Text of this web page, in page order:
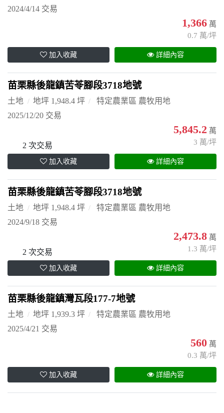
2024/4/14 交易
1,366 萬
0.7 萬/坪
加入收藏 詳細內容
苗栗縣後龍鎮苦苓腳段3718地號
土地 地坪 1,948.4 坪
特定農業區 農牧用地
2025/12/20 交易
2 次交易
5,845.2 萬
3 萬/坪
加入收藏 詳細內容
苗栗縣後龍鎮苦苓腳段3718地號
土地 地坪 1,948.4 坪
特定農業區 農牧用地
2024/9/18 交易
2 次交易
2,473.8 萬
1.3 萬/坪
加入收藏 詳細內容
苗栗縣後龍鎮灣瓦段177-7地號
土地 地坪 1,939.3 坪
特定農業區 農牧用地
2025/4/21 交易
560 萬
0.3 萬/坪
加入收藏 詳細內容